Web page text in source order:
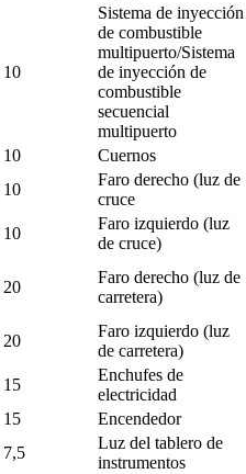
10
Sistema de inyección
de combustible
multipuerto/Sistema
de inyección de
combustible
secuencial
multipuerto
10
Cuernos
10
Faro derecho (luz de
cruce
10
Faro izquierdo (luz
de cruce)
20
Faro derecho (luz de
carretera)
20
Faro izquierdo (luz
de carretera)
15
Enchufes de
electricidad
15
Encendedor
7,5
Luz del tablero de
instrumentos